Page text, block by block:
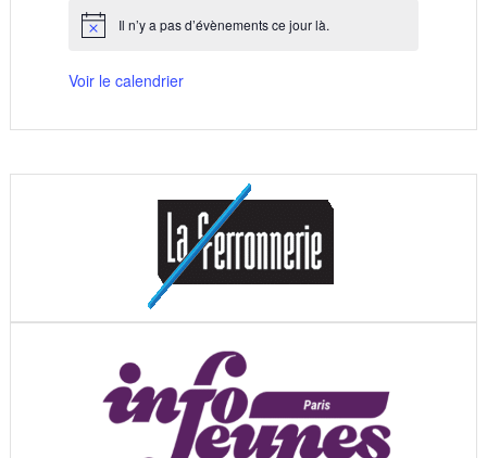
Notice Il n’y a pas d’évènements ce jour là.
Voir le calendrier